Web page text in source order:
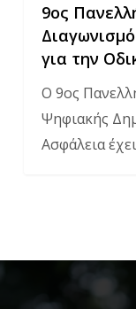
9ος
για την
Ο 9ος
Ψηφιακής
Ασφάλεια